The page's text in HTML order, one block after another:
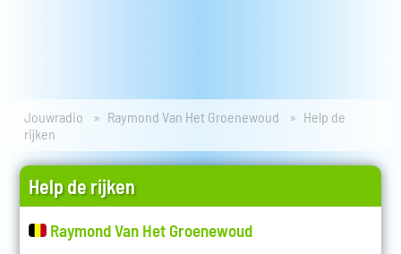
Jouwradio Raymond Van Het Groenewoud
Help de
rijken
Help de rijken
Raymond Van Het Groenewoud